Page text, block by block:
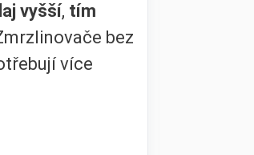
vyšší, tím
bez
více